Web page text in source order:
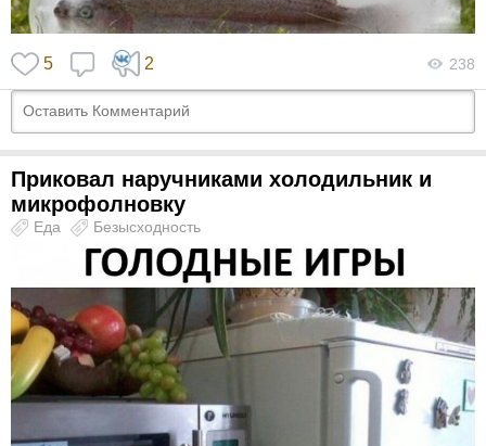
5 2 238
Приковал наручниками холодильник и
микрофолновку
Еда Безысходность